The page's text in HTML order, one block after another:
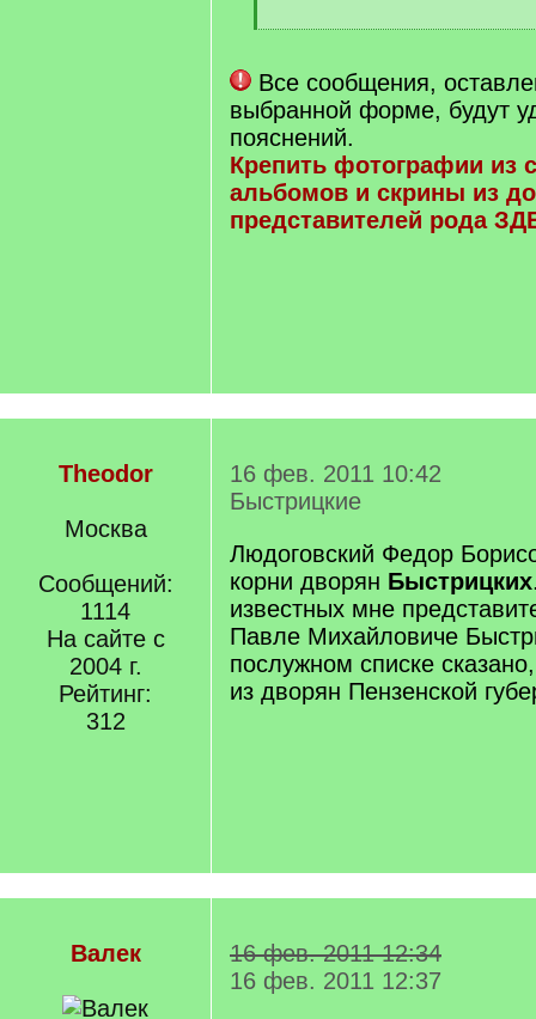
[
q
]
Все сообщения,
выбранной форме, будут
пояснений.
Крепить фотографии из
альбомов и скрины из
представителей рода
Theodor
Москва
Сообщений:
1114
На сайте с
2004 г.
Рейтинг:
312
16 фев. 2011 10:42
Быстрицкие
Людоговский Федор
корни дворян Быстрицких
известных мне
Павле Михайловиче
послужном списке
из дворян Пензенской
Валек
16 фев. 2011 12:34
16 фев. 2011 12:37